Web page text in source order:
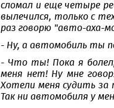
сломал и еще четыре
вылечился, только с
раз говорю "авто-аха-
- Ну, а автомобиль ты
- Что ты! Пока я
меня нет! Ну мне
Хотели меня судить за
Так ни автомобиля у